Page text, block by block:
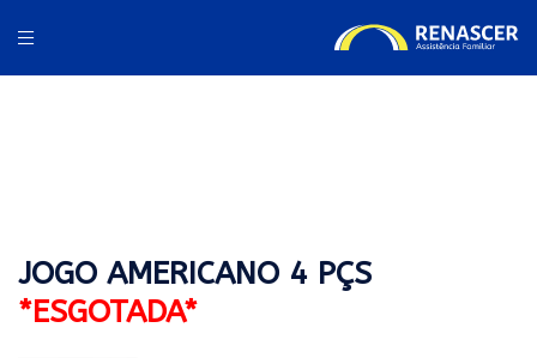
JOGO AMERICANO 4 PÇS
*ESGOTADA*